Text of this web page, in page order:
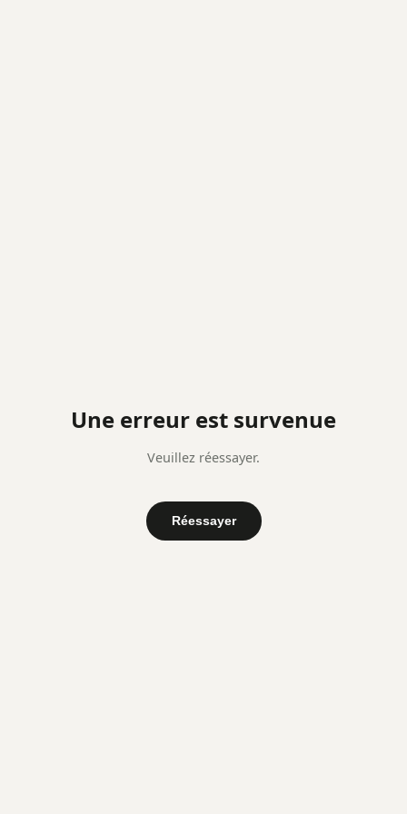
Une erreur est survenue
Veuillez réessayer.
Réessayer